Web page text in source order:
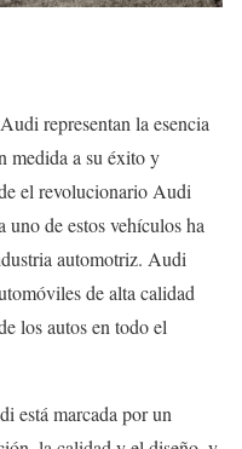
representan la esencia
medida a su éxito y
el revolucionario Audi
de estos vehículos ha
automotriz. Audi
de alta calidad
los autos en todo el
está marcada por un